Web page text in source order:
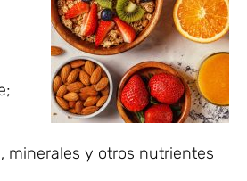
minerales y otros nutrientes